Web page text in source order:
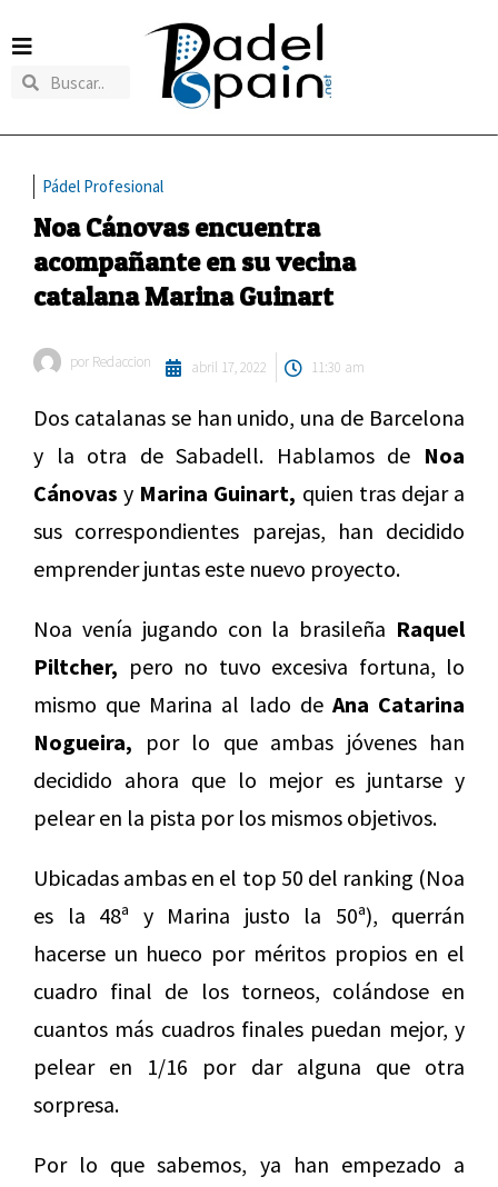
Pádel Profesional
Noa Cánovas encuentra
acompañante en su vecina
catalana Marina Guinart
por Redaccion abril 17, 2022 11:30 am
Dos catalanas se han unido, una de Barcelona
y la otra de Sabadell. Hablamos de Noa
Cánovas y Marina Guinart, quien tras dejar a
sus correspondientes parejas, han decidido
emprender juntas este nuevo proyecto.
Noa venía jugando con la brasileña Raquel
Piltcher, pero no tuvo excesiva fortuna, lo
mismo que Marina al lado de Ana Catarina
Nogueira, por lo que ambas jóvenes han
decidido ahora que lo mejor es juntarse y
pelear en la pista por los mismos objetivos.
Ubicadas ambas en el top 50 del ranking (Noa
es la 48ª y Marina justo la 50ª), querrán
hacerse un hueco por méritos propios en el
cuadro final de los torneos, colándose en
cuantos más cuadros finales puedan mejor, y
pelear en 1/16 por dar alguna que otra
sorpresa.
Por lo que sabemos, ya han empezado a